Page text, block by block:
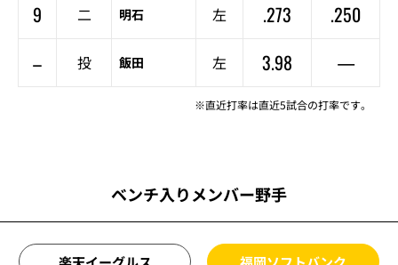
9
二 明石 左 .273
.250
–
投 飯田 左 3.98 —
※直近打率は直近5試合の打率です。
ベンチ入りメンバー野手